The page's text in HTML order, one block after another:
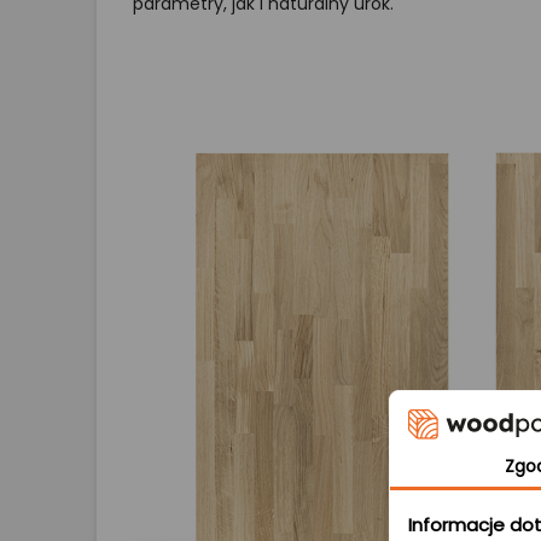
Informacje